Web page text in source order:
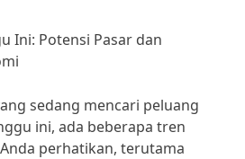
Ini: Potensi Pasar dan
sedang mencari peluang
ini, ada beberapa tren
perhatikan, terutama